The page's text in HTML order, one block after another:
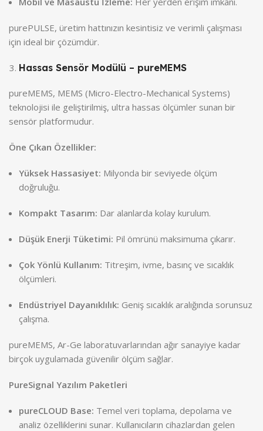
purePULSE, üretim hattınızın kesintisiz ve verimli çalışması
için ideal bir çözümdür.
Hassas Sensör Modülü – pureMEMS
pureMEMS, MEMS (Micro-Electro-Mechanical Systems)
teknolojisi ile geliştirilmiş, ultra hassas ölçümler sunan bir
sensör platformudur.
Öne Çıkan Özellikler:
Yüksek Hassasiyet: Milyonda bir seviyede ölçüm
doğruluğu.
Kompakt Tasarım: Dar alanlarda kolay kurulum.
Düşük Enerji Tüketimi: Pil ömrünü maksimuma çıkarır.
Çok Yönlü Kullanım: Titreşim, ivme, basınç ve sıcaklık
ölçümleri.
Endüstriyel Dayanıklılık: Geniş sıcaklık aralığında sorunsuz
çalışma.
pureMEMS, Ar-Ge laboratuvarlarından ağır sanayiye kadar
birçok uygulamada güvenilir ölçüm sağlar.
PureSignal Yazılım Paketleri
pureCLOUD Base: Temel veri toplama, depolama ve
analiz özelliklerini sunar. Kullanıcıların cihazlardan gelen